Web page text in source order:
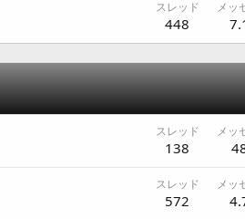
スレッド
448
メッ
スレッド
138
メッ
スレッド
572
メッ